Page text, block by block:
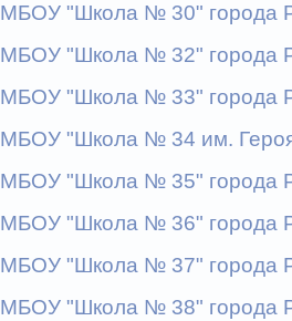
МБОУ "Школа № 30" города
МБОУ "Школа № 32" города
МБОУ "Школа № 33" города
МБОУ "Школа № 34 им.
МБОУ "Школа № 35" города
МБОУ "Школа № 36" города
МБОУ "Школа № 37" города
МБОУ "Школа № 38" города